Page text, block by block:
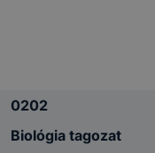
0202
Biológia tagozat